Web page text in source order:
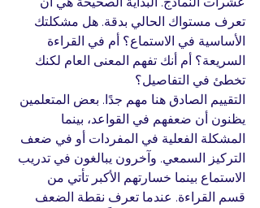
تعرف مستواك الحالي بدقة. هل مشكلتك
الأساسية في الاستماع؟ أم في القراءة
السريعة؟ أم أنك تفهم المعنى العام لكنك
تخطئ في التفاصيل؟
التقييم الصادق هنا مهم جدًا. بعض المتعلمين
يظنون أن ضعفهم في القواعد، بينما
المشكلة الفعلية في المفردات أو في ضعف
التركيز السمعي. وآخرون يبالغون في تدريب
الاستماع بينما خسارتهم الأكبر تأتي من
قسم القراءة. عندما تعرف نقطة الضعف